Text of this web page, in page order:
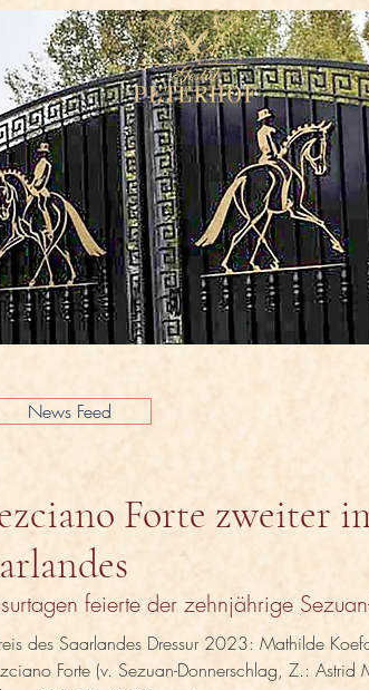
Forte zweiter
feierte der zehnjährige
des Saarlandes Dressur 2023: Mathilde
Forte (v. Sezuan-Donnerschlag, Z.: Astrid
News Feed